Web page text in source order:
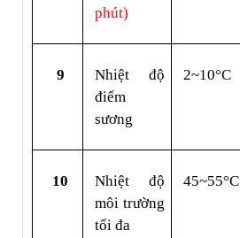
phút)
9
Nhiệt độ
điểm
sương
2~10°C
10
Nhiệt độ
môi trường
tối đa
45~55°C